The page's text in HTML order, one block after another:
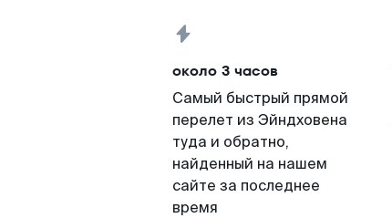
около 3 часов
Самый быстрый прямой
перелет из Эйндховена
туда и обратно,
найденный на нашем
сайте за последнее
время